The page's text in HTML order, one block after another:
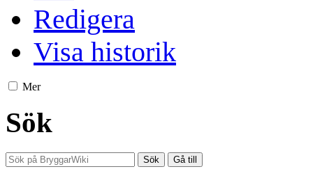
Redigera
Visa historik
Mer
Sök